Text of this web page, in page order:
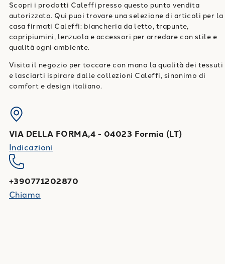
Scopri i prodotti Caleffi presso questo punto vendita
autorizzato. Qui puoi trovare una selezione di articoli per la
casa firmati Caleffi: biancheria da letto, trapunte,
copripiumini, lenzuola e accessori per arredare con stile e
qualità ogni ambiente.
Visita il negozio per toccare con mano la qualità dei tessuti
e lasciarti ispirare dalle collezioni Caleffi, sinonimo di
comfort e design italiano.
VIA DELLA FORMA,4 - 04023 Formia (LT)
Indicazioni
+390771202870
Chiama